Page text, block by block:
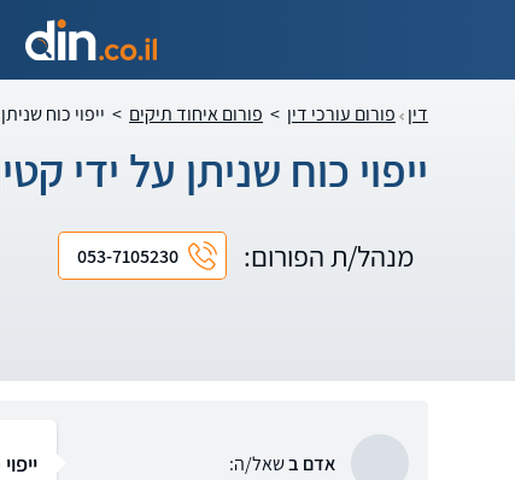
דין פורום עורכי דין > פורום איחוד תיקים > ייפוי כוח
ייפוי כוח שניתן על ידי
מנהל/ת הפורום: 053-7105230
אדם בשאל/ה: